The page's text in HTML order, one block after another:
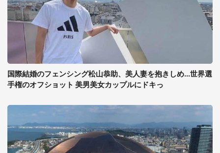
国際結婚のフェンシング松山恭助、美人妻を抱きしめ...世界選
手権のオフショット 美男美女カップルにドキっ